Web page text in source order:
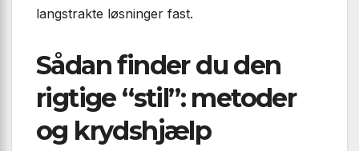
langstrakte løsninger fast.
Sådan finder du den
rigtige “stil”: metoder
og krydshjælp